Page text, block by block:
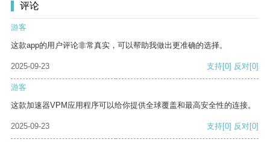
评论
游客
这款app的用户评论非常真实，可以帮助我做出更准确的选择。
2025-09-23 支持[0] 反对[0]
游客
这款加速器VPM应用程序可以给你提供全球覆盖和最高安全性的连接。
2025-09-23 支持[0] 反对[0]